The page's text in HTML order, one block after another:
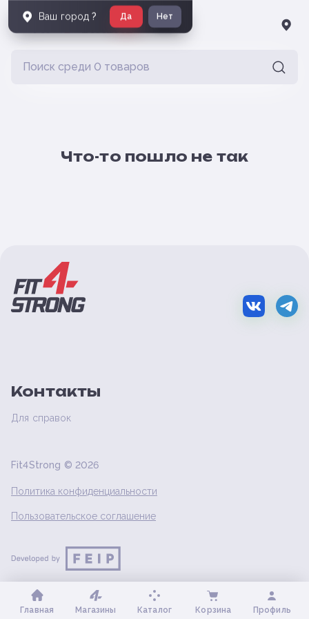
Что-то пошло не так
Контакты
Для справок
Fit4Strong © 2026
Политика конфиденциальности
Пользовательское соглашение
Главная Магазины Каталог Корзина Профиль
Ваш город ? Да Нет